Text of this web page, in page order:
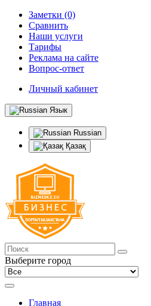
Заметки (0)
Сравнить
Наши услуги
Тарифы
Реклама на сайте
Вопрос-ответ
Личный кабинет
Язык
Russian
Қазақ
Выберите город
Главная